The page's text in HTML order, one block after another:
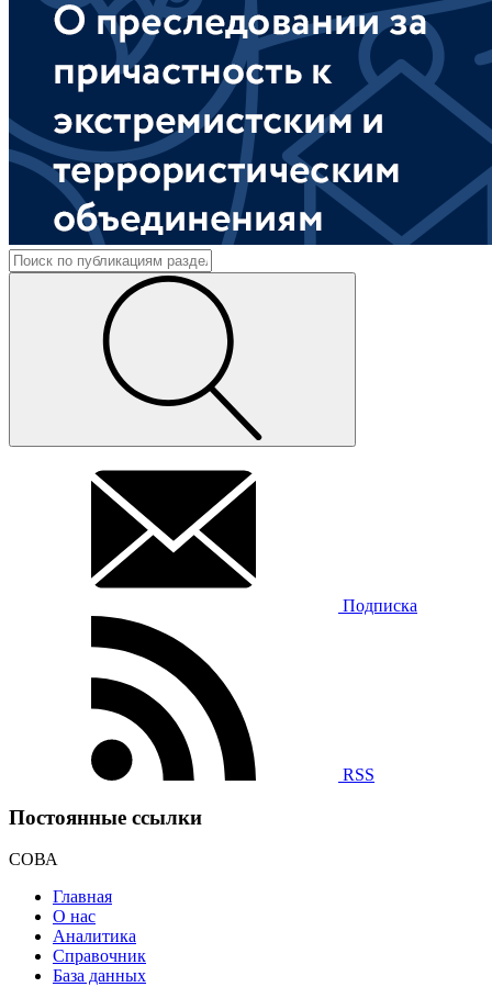
Подписка
RSS
Постоянные ссылки
СОВА
Главная
О нас
Аналитика
Справочник
База данных